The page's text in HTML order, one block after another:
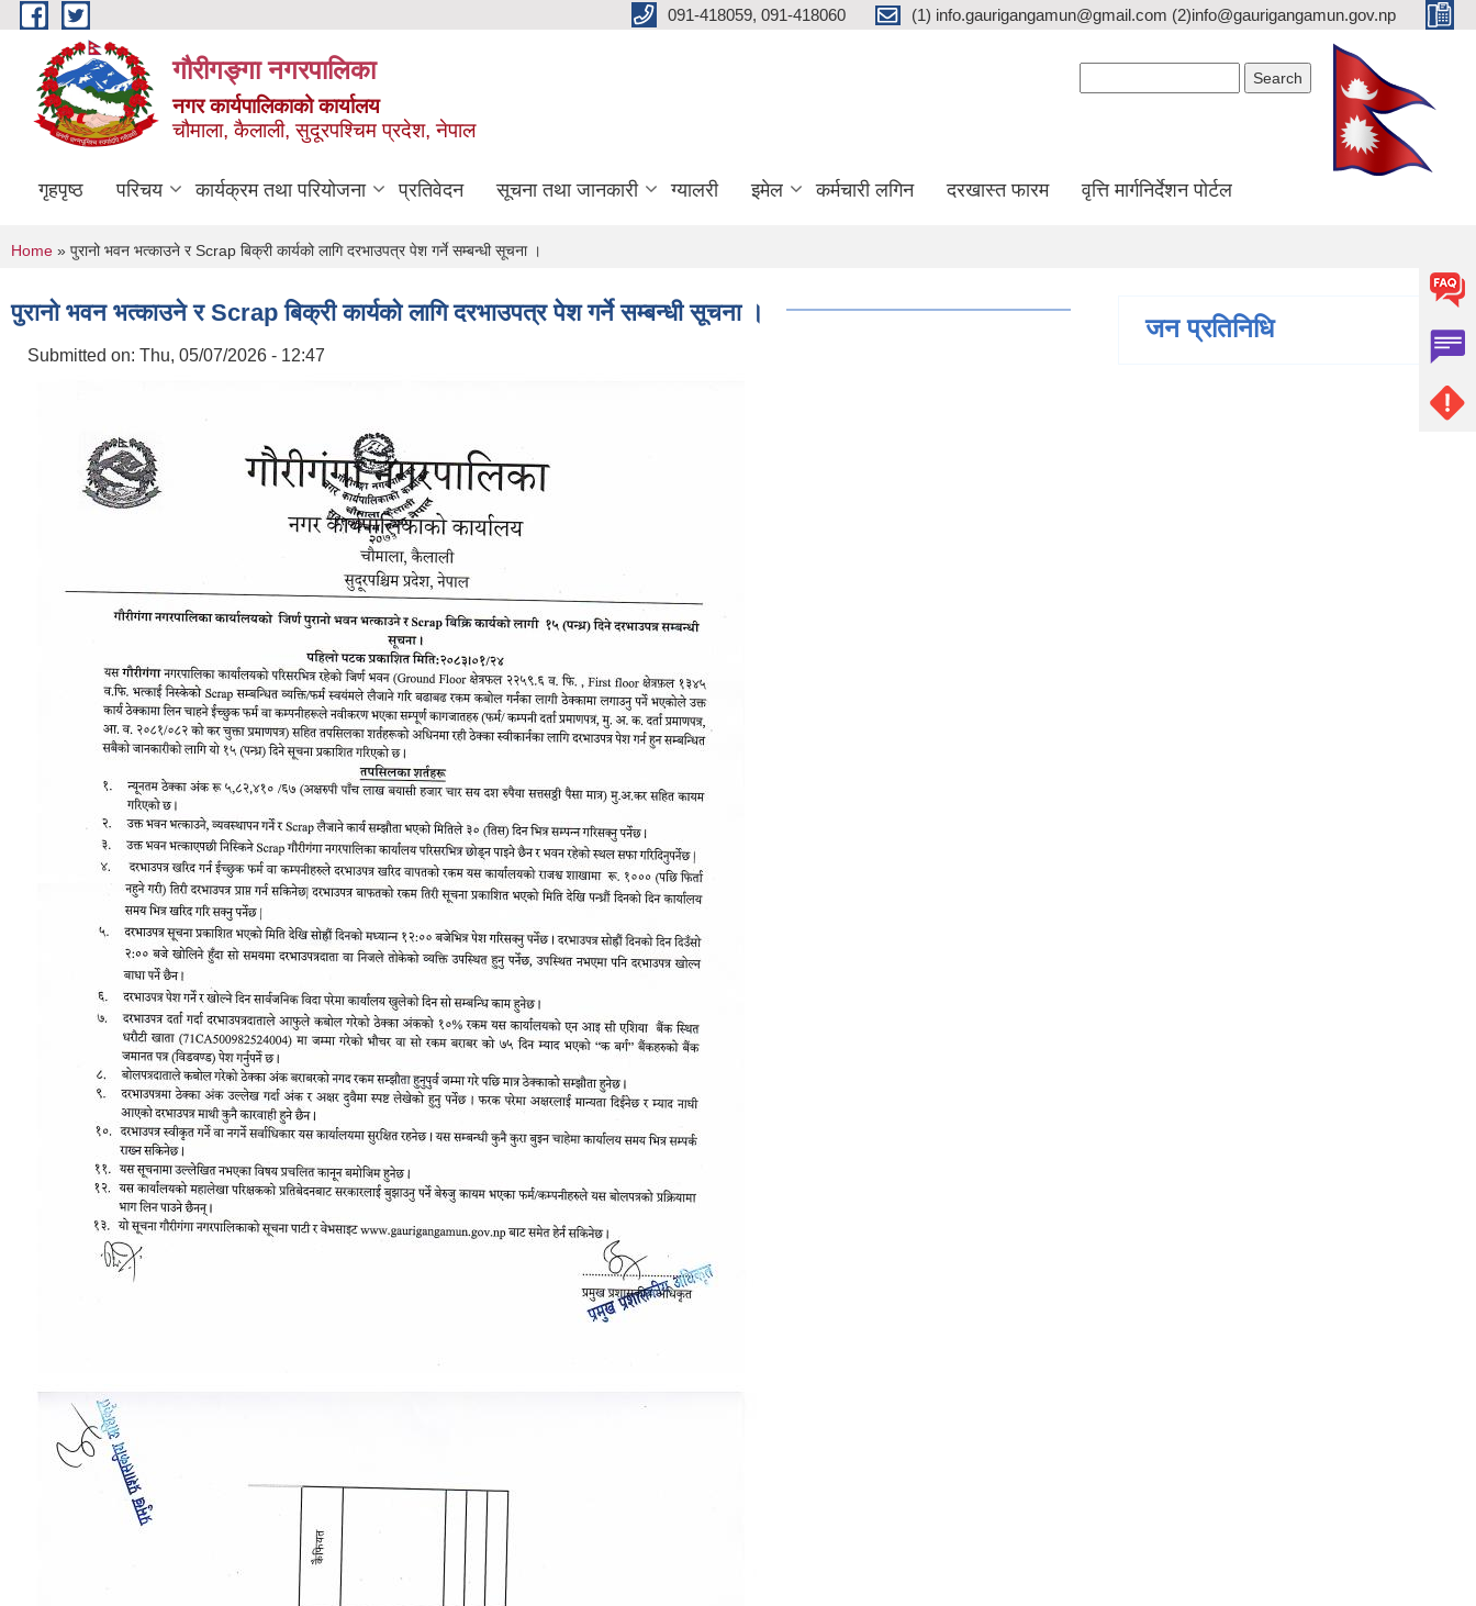
Skip to main content 091-418059, 091-418060 (1) info.gaurigangamun@gmail.com (2)info@gaurigangamun.gov.np
गौरीगङ्गा नगरपालिका
नगर कार्यपालिकाको कार्यालय
चौमाला, कैलाली, सुदूरपश्चिम प्रदेश, नेपाल
गृहपृष्ठ परिचय कार्यक्रम तथा परियोजना प्रतिवेदन सूचना तथा जानकारी ग्यालरी इमेल कर्मचारी लगिन दरखास्त फारम वृत्ति मार्गनिर्देशन पोर्टल
You are here
Home » पुरानो भवन भत्काउने र Scrap बिक्री कार्यको लागि दरभाउपत्र पेश गर्ने सम्बन्धी सूचना ।
पुरानो भवन भत्काउने र Scrap बिक्री कार्यको लागि दरभाउपत्र पेश गर्ने सम्बन्धी सूचना ।
Submitted on: Thu, 05/07/2026 - 12:47
जन प्रतिनिधि